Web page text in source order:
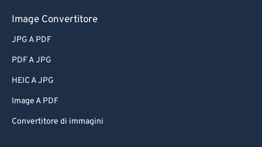
Image Convertitore
JPG A PDF
PDF A JPG
HEIC A JPG
Image A PDF
Convertitore di immagini